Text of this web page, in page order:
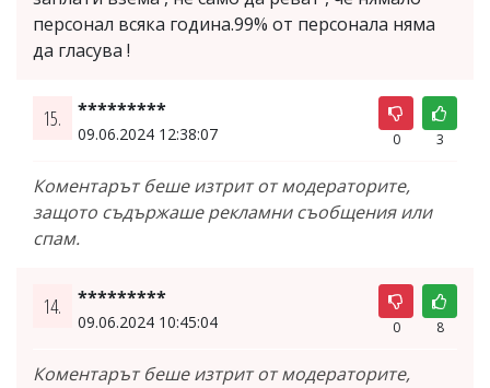
персонал всяка година.99% от персонала няма
да гласува !
15. *********
09.06.2024 12:38:07 0 3
Коментарът беше изтрит от модераторите,
защото съдържаше рекламни съобщения или
спам.
14. *********
09.06.2024 10:45:04 0 8
Коментарът беше изтрит от модераторите,